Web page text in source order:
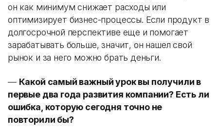
он как минимум снижает расходы или
оптимизирует бизнес-процессы. Если продукт в
долгосрочной перспективе еще и помогает
зарабатывать больше, значит, он нашел свой
рынок и за него можно брать деньги.
— Какой самый важный урок вы получили в
первые два года развития компании? Есть ли
ошибка, которую сегодня точно не
повторили бы?